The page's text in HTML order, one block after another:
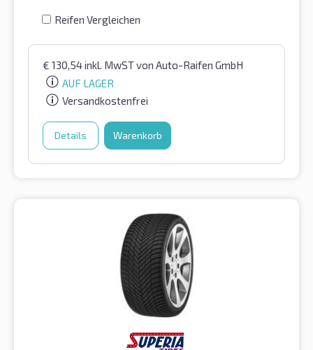
Reifen Vergleichen
€ 130,54inkl. MwSTvon Auto-Raifen GmbH
AUF LAGER
Versandkostenfrei
Details Warenkorb